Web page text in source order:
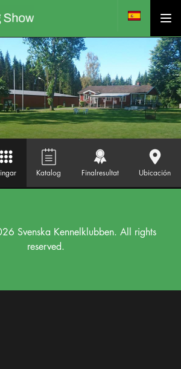
Katalog Finalresultat Ubicación
Svenska Kennelklubben. All rights
reserved.